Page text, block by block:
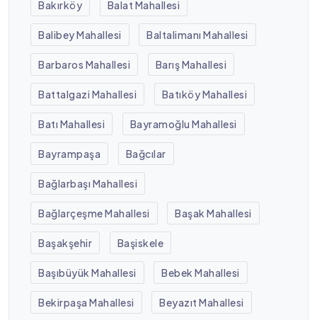
Bakırköy Balat Mahallesi
Balibey Mahallesi Baltalimanı Mahallesi
Barbaros Mahallesi Barış Mahallesi
Battalgazi Mahallesi Batıköy Mahallesi
Batı Mahallesi Bayramoğlu Mahallesi
Bayrampaşa Bağcılar
Bağlarbaşı Mahallesi
Bağlarçeşme Mahallesi Başak Mahallesi
Başakşehir Başiskele
Başıbüyük Mahallesi Bebek Mahallesi
Bekirpaşa Mahallesi Beyazıt Mahallesi